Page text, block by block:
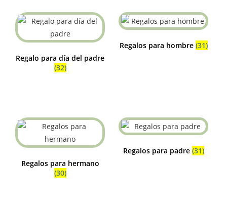
Regalo para día del padre
(32)
Regalos para hombre (31)
Regalos para hermano
(30)
Regalos para padre (31)